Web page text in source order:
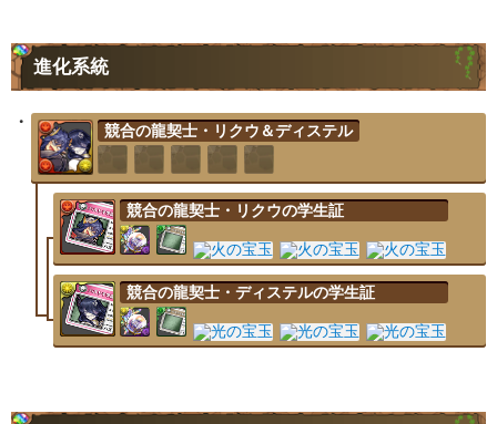
進化系統
競合の龍契士・リクウ＆ディステル
競合の龍契士・リクウの学生証
競合の龍契士・ディステルの学生証